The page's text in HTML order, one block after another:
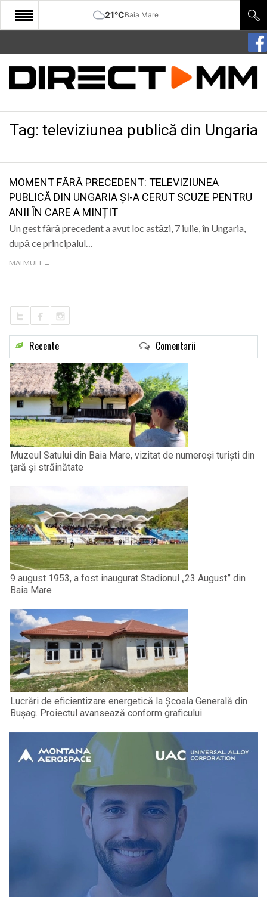
21°CBaia Mare
START
COMUNITATE
CULTURA
SANATATE
SPORT
SPECIAL
POLITIC
Tag: televiziunea publică din Ungaria
MOMENT FĂRĂ PRECEDENT: TELEVIZIUNEA
PUBLICĂ DIN UNGARIA ȘI-A CERUT SCUZE PENTRU
ANII ÎN CARE A MINȚIT
Un gest fără precedent a avut loc astăzi, 7 iulie, în Ungaria,
după ce principalul…
MAI MULT →
Recente Comentarii
Muzeul Satului din Baia Mare, vizitat de numeroși turiști din
țară și străinătate
9 august 1953, a fost inaugurat Stadionul „23 August” din
Baia Mare
Lucrări de eficientizare energetică la Școala Generală din
Bușag. Proiectul avansează conform graficului